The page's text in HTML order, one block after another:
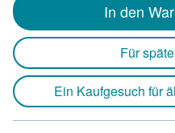
In den
Für
Ein Kaufgesuch für